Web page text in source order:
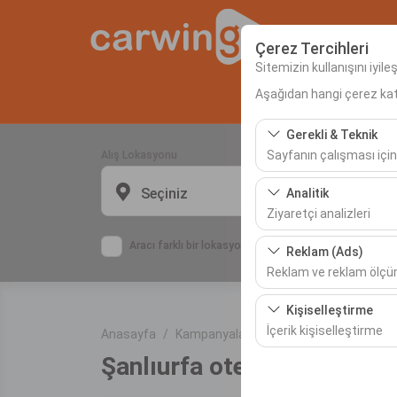
Çerez Tercihleri
Sitemizin kullanışını
Aşağıdan hangi çerez
Gerekli & Teknik
Sayfanın çalışması
Bu çerezler sitenin
bırakılamaz.
Analitik
Ziyaretçi analizleri
Bu çerezler, sitemizin
etmemizi sağlar. Bu
Reklam (Ads)
Reklam ve reklam
Bu çerezler, size ilgi
etkinliğini (gösterim
Kişiselleştirme
İçerik kişiselleştirme
deneyiminizin
Seçiniz
Aracı farklı bir lokasyona bırakacağım
Anasayfa Kampanyalar Şanlıurfa otelleri
Şanlıurfa otelleri